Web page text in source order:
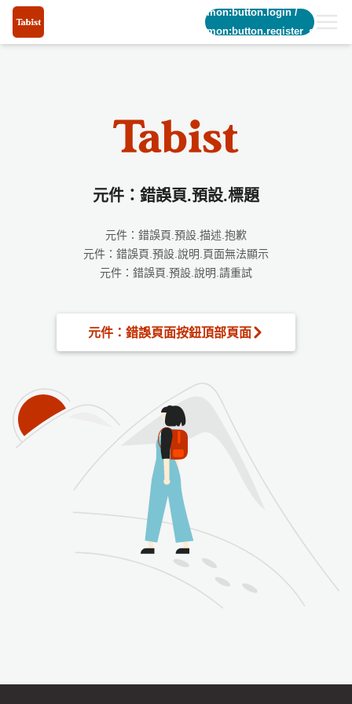
common:button.login/
common:button.register_short
元件：錯誤頁.預設.標題
元件：錯誤頁.預設.描述.抱歉
元件：錯誤頁.預設.說明.頁面無法顯示
元件：錯誤頁.預設.說明.請重試
元件：錯誤頁面按鈕頂部頁面